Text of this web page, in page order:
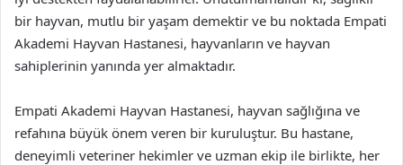
bir hayvan, mutlu bir yaşam demektir ve bu noktada Empati
Akademi Hayvan Hastanesi, hayvanların ve hayvan
sahiplerinin yanında yer almaktadır.
Empati Akademi Hayvan Hastanesi, hayvan sağlığına ve
refahına büyük önem veren bir kuruluştur. Bu hastane,
deneyimli veteriner hekimler ve uzman ekip ile birlikte, her